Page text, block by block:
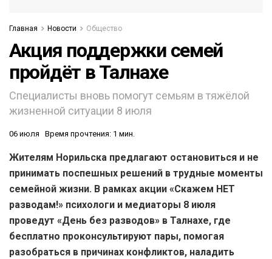
Главная Новости Общество
Акция поддержки семей
пройдёт в Талнахе
Специалисты вновь помогут семьям в тяжёлой
жизненной ситуации 8 июля
06 июля Время прочтения: 1 мин.
Жителям Норильска предлагают остановиться и не
принимать поспешных решений в трудные моменты
семейной жизни. В рамках акции «Скажем НЕТ
разводам!» психологи и медиаторы 8 июля
проведут «День без разводов» в Талнахе, где
бесплатно проконсультируют пары, помогая
разобраться в причинах конфликтов, наладить